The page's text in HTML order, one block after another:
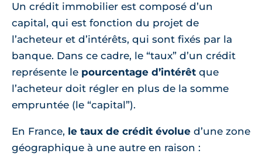
Un crédit immobilier est composé d’un
capital, qui est fonction du projet de
l’acheteur et d’intérêts, qui sont fixés par la
banque. Dans ce cadre, le “taux” d’un crédit
représente le pourcentage d’intérêt que
l’acheteur doit régler en plus de la somme
empruntée (le “capital”).
En France, le taux de crédit évolue d’une zone
géographique à une autre en raison :